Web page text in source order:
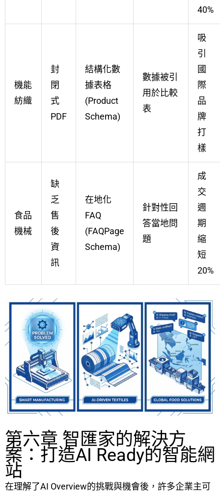
40%
機能
紡織
封
閉
式
PDF
結構化數
據表格
(Product
Schema)
數據被引
用於比較
表
吸
引
國
際
品
牌
打
樣
食品
機械
缺
乏
售
後
資
訊
在地化
FAQ
(FAQPage
Schema)
針對性回
答當地問
題
成
交
週
期
縮
短
20%
第六章 智匯家的解決方
案：打造AI Ready的智能網
站
在理解了AI Overview的挑戰與機會後，許多企業主可